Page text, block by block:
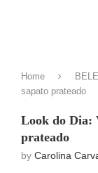
Home
sapato prateado
Look do Dia:
prateado
by Carolina